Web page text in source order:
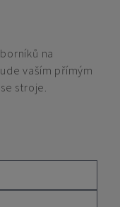
na
vaším přímým
stroje.